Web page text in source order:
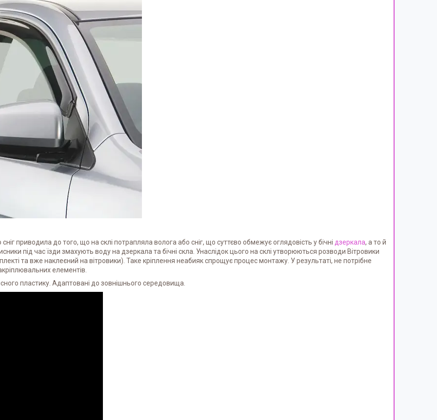
приводила до того, що на склі потрапляла волога або сніг, що суттєво обмежує оглядовість у бічні дзеркала, а то й
під час їзди змахують воду на дзеркала та бічні скла. Унаслідок цього на склі утворюються розводи Вітровики
та вже наклеєний на вітровики). Таке кріплення неабияк спрощує процес монтажу. У результаті, не потрібне
елементів.
пластику. Адаптовані до зовнішнього середовища.